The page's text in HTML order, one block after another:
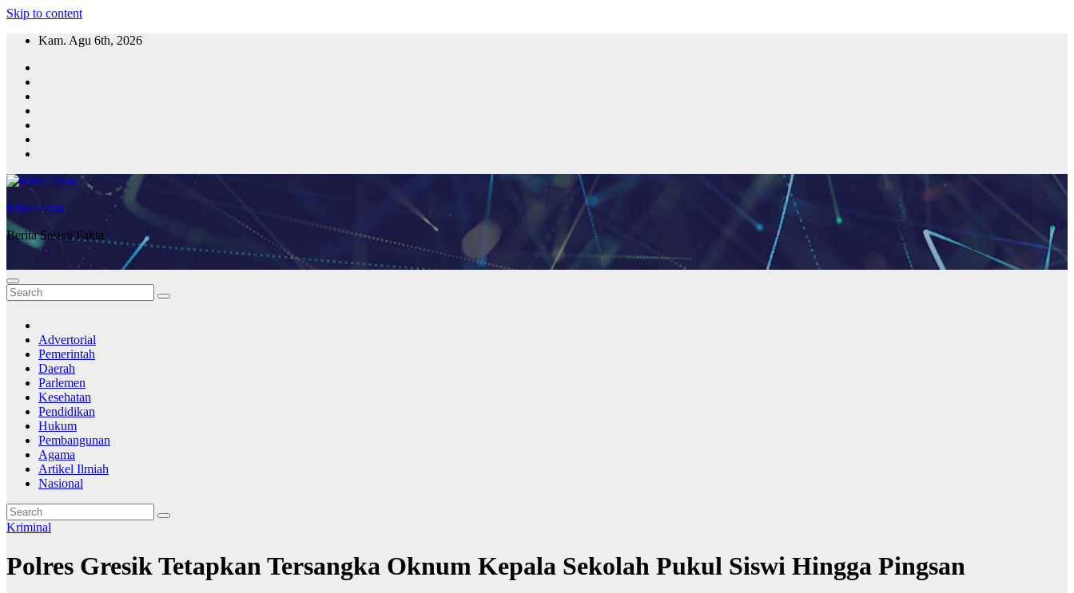
Skip to content
Kam. Agu 6th, 2026
Kilas Fakta
Berita Sesuai Fakta
Advertorial
Pemerintah
Daerah
Parlemen
Kesehatan
Pendidikan
Hukum
Pembangunan
Agama
Artikel Ilmiah
Nasional
Kriminal
Polres Gresik Tetapkan Tersangka Oknum Kepala Sekolah Pukul Siswi Hingga Pingsan